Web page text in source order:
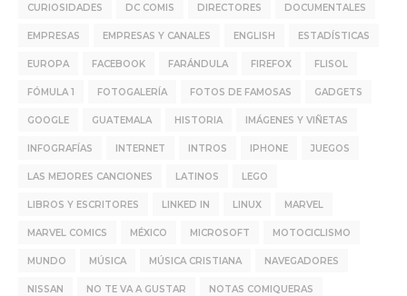
CURIOSIDADES DC COMIS DIRECTORES DOCUMENTALES
EMPRESAS EMPRESAS Y CANALES ENGLISH ESTADÍSTICAS
EUROPA FACEBOOK FARÁNDULA FIREFOX FLISOL
FÓMULA 1 FOTOGALERÍA FOTOS DE FAMOSAS GADGETS
GOOGLE GUATEMALA HISTORIA IMÁGENES Y VIÑETAS
INFOGRAFÍAS INTERNET INTROS IPHONE JUEGOS
LAS MEJORES CANCIONES LATINOS LEGO
LIBROS Y ESCRITORES LINKED IN LINUX MARVEL
MARVEL COMICS MÉXICO MICROSOFT MOTOCICLISMO
MUNDO MÚSICA MÚSICA CRISTIANA NAVEGADORES
NISSAN NO TE VA A GUSTAR NOTAS COMIQUERAS